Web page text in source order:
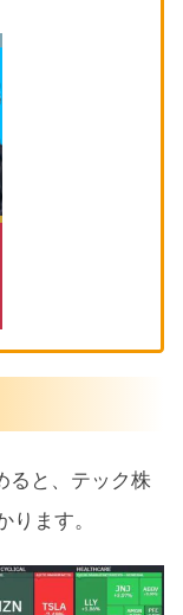
ると、テック株
ます。